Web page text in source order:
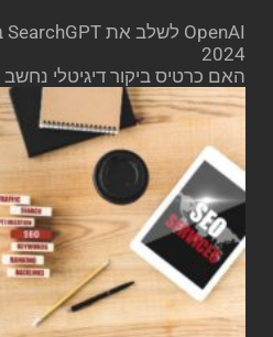
2024
האם כרטיס ביקור דיגיטלי נחשב